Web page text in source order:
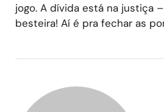
jogo. A dívida está na justiça
besteira! Aí é pra fechar as